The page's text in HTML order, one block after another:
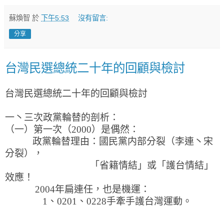
蘇煥智 於 下午5:53 沒有留言:
分享
台灣民選總統二十年的回顧與檢討
台灣民選總統二十年的回顧與檢討
一丶三次政黨輪替的剖析：
（一）第一次（2000）是偶然：
政黨輪替理由：國民黨内部分裂（李連丶宋
分裂），
「省籍情結」或「護台情結」
效應！
2004年扁連任，也是機運：
1、0201、0228手牽手護台灣運動。